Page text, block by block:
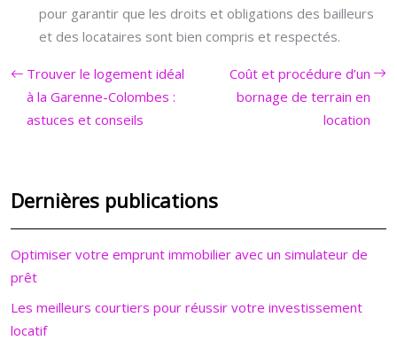
pour garantir que les droits et obligations des bailleurs
et des locataires sont bien compris et respectés.
Trouver le logement idéal
à la Garenne-Colombes :
astuces et conseils
Coût et procédure d’un
bornage de terrain en
location
Dernières publications
Optimiser votre emprunt immobilier avec un simulateur de
prêt
Les meilleurs courtiers pour réussir votre investissement
locatif